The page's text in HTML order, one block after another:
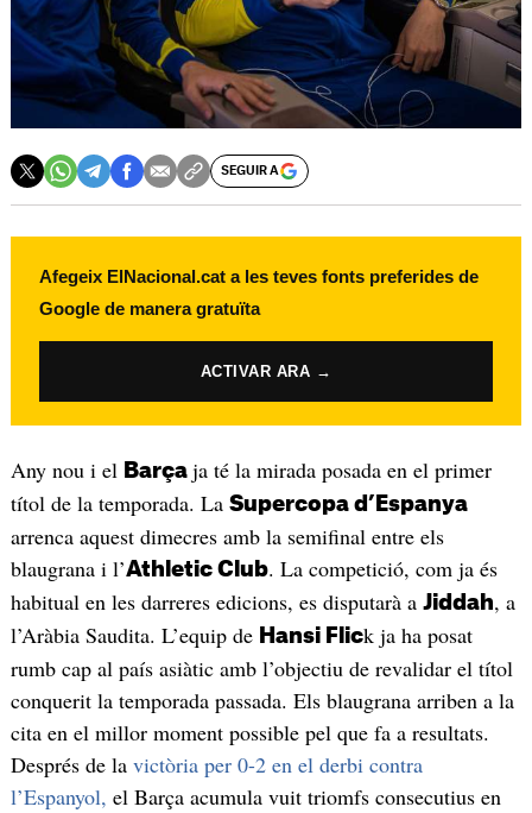
SEGUIR A
Afegeix ElNacional.cat a les teves fonts preferides de
Google de manera gratuïta
ACTIVAR ARA →
Any nou i el Barça ja té la mirada posada en el primer
títol de la temporada. La Supercopa d’Espanya
arrenca aquest dimecres amb la semifinal entre els
blaugrana i l’Athletic Club. La competició, com ja és
habitual en les darreres edicions, es disputarà a Jiddah, a
l’Aràbia Saudita. L’equip de Hansi Flick ja ha posat
rumb cap al país asiàtic amb l’objectiu de revalidar el títol
conquerit la temporada passada. Els blaugrana arriben a la
cita en el millor moment possible pel que fa a resultats.
Després de lavictòria per 0-2 en el derbi contra
l’Espanyol, el Barça acumula vuit triomfs consecutius en